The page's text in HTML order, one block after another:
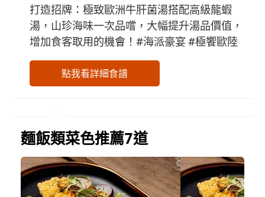
打造招牌：極致歐洲牛肝菌湯搭配高級龍蝦
湯，山珍海味一次品嚐，大幅提升湯品價值，
增加食客取用的機會！#海派豪宴 #極饗歐陸
點我看詳細食譜
麵飯類菜色推薦7道